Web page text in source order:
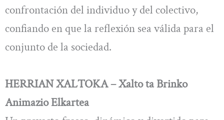
confrontación del individuo y del colectivo,
confiando en que la reflexión sea válida para el
conjunto de la sociedad.
HERRIAN XALTOKA – Xalto ta Brinko
Animazio Elkartea